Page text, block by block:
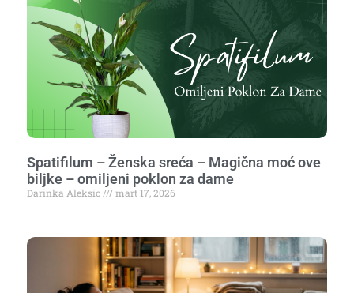
Spatifilum – Ženska sreća – Magična moć ove
biljke – omiljeni poklon za dame
Darinka Aleksic mart 17, 2026